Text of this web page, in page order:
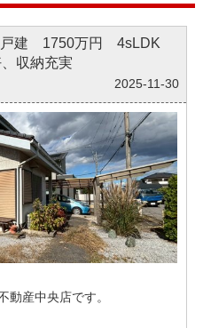
戸建 1750万円 4sLDK
収納充実
2025-11-30
産中央店です。